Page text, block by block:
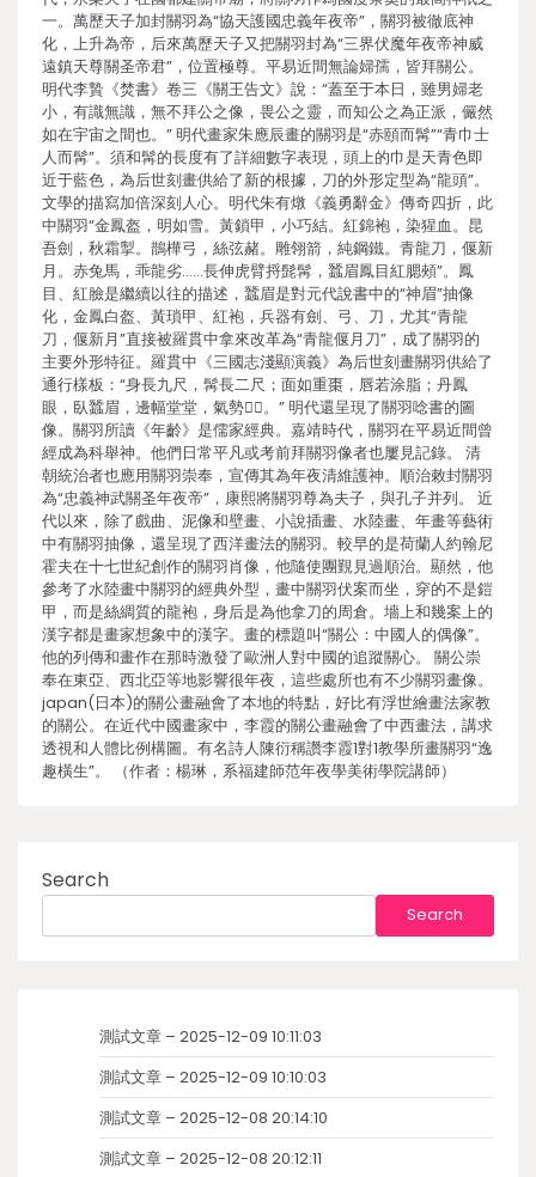
一。萬歷天子加封關羽為“協天護國忠義年夜帝”，關羽被徹底神
化，上升為帝，后來萬歷天子又把關羽封為“三界伏魔年夜帝神威
遠鎮天尊關圣帝君”，位置極尊。平易近間無論婦孺，皆拜關公。
明代李贄《焚書》卷三《關王告文》說：“蓋至于本日，雖男婦老
小，有識無識，無不拜公之像，畏公之靈，而知公之為正派，儼然
如在宇宙之間也。” 明代畫家朱應辰畫的關羽是“赤頤而髯”“青巾士
人而髯”。須和髯的長度有了詳細數字表現，頭上的巾是天青色即
近于藍色，為后世刻畫供給了新的根據，刀的外形定型為“龍頭”。
文學的描寫加倍深刻人心。明代朱有燉《義勇辭金》傳奇四折，此
中關羽“金鳳盔，明如雪。黃鎖甲，小巧結。紅錦袍，染猩血。昆
吾劍，秋霜掣。鵲樺弓，絲弦赭。雕翎箭，純鋼鐵。青龍刀，偃新
月。赤兔馬，乖龍劣……長伸虎臂捋髭髯，蠶眉鳳目紅腮頰”。鳳
目、紅臉是繼續以往的描述，蠶眉是對元代說書中的“神眉”抽像
化，金鳳白盔、黃瑣甲、紅袍，兵器有劍、弓、刀，尤其“青龍
刀，偃新月”直接被羅貫中拿來改革為“青龍偃月刀”，成了關羽的
主要外形特征。羅貫中《三國志淺顯演義》為后世刻畫關羽供給了
通行樣板：“身長九尺，髯長二尺；面如重棗，唇若涂脂；丹鳳
眼，臥蠶眉，邊幅堂堂，氣勢。” 明代還呈現了關羽唸書的圖
像。關羽所讀《年齡》是儒家經典。嘉靖時代，關羽在平易近間曾
經成為科舉神。他們日常平凡或考前拜關羽像者也屢見記錄。 清
朝統治者也應用關羽崇奉，宣傳其為年夜清維護神。順治敕封關羽
為“忠義神武關圣年夜帝”，康熙將關羽尊為夫子，與孔子并列。 近
代以來，除了戲曲、泥像和壁畫、小說插畫、水陸畫、年畫等藝術
中有關羽抽像，還呈現了西洋畫法的關羽。較早的是荷蘭人約翰尼
霍夫在十七世紀創作的關羽肖像，他隨使團覲見過順治。顯然，他
參考了水陸畫中關羽的經典外型，畫中關羽伏案而坐，穿的不是鎧
甲，而是絲綢質的龍袍，身后是為他拿刀的周倉。墻上和幾案上的
漢字都是畫家想象中的漢字。畫的標題叫“關公：中國人的偶像”。
他的列傳和畫作在那時激發了歐洲人對中國的追蹤關心。 關公崇
奉在東亞、西北亞等地影響很年夜，這些處所也有不少關羽畫像。
japan(日本)的關公畫融會了本地的特點，好比有浮世繪畫法家教
的關公。在近代中國畫家中，李霞的關公畫融會了中西畫法，講求
透視和人體比例構圖。有名詩人陳衍稱讚李霞1對1教學所畫關羽“逸
趣橫生”。 （作者：楊琳，系福建師范年夜學美術學院講師）
Search
Search
測試文章 – 2025-12-09 10:11:03
測試文章 – 2025-12-09 10:10:03
測試文章 – 2025-12-08 20:14:10
測試文章 – 2025-12-08 20:12:11